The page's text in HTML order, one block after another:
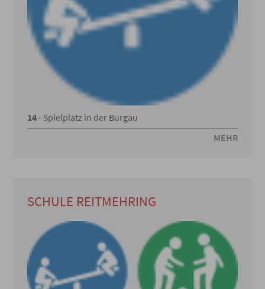
14- Spielplatz in der Burgau
MEHR
SCHULE REITMEHRING